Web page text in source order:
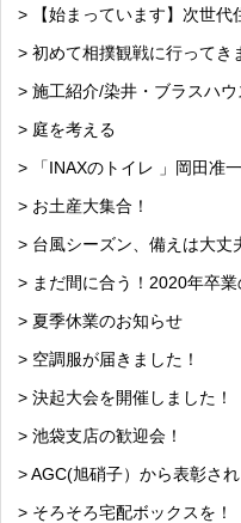
> 【始まっています】次世代
> 初めて相撲観戦に行ってき
> 施工紹介/染井・ブラスハウ
> 庭を考える
> 「INAXのトイレ 」岡田准
> お土産大集合！
> 台風シーズン、備えは大丈
> まだ間に合う！2020年卒
> 夏季休業のお知らせ
> 空調服が届きました！
> 決起大会を開催しました！
> 池袋支店の歓迎会！
> AGC(旭硝子）から表彰され
> そろそろ宅配ボックスを！